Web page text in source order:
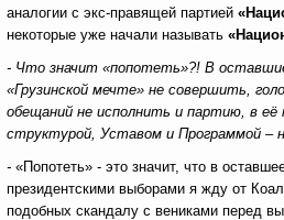
аналогии с экс-правящей партией
некоторые уже начали называть
- Что значит «попотеть»?! В
«Грузинской мечте» не совершить,
обещаний не исполнить и партию, в её
структурой, Уставом и Программой –
- «Попотеть» - это значит, что в
президентскими выборами я жду от
подобных скандалу с вениками перед